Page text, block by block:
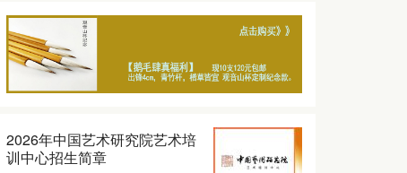
2026年中国艺术研究院艺术培
训中心招生简章